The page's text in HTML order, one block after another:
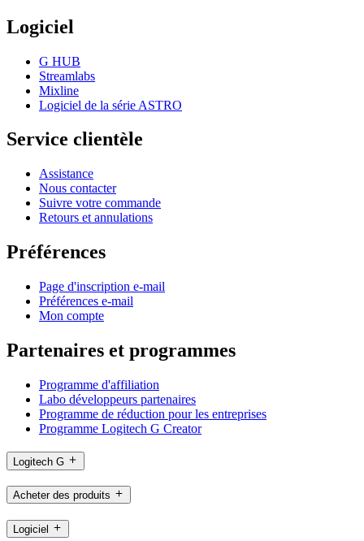
Logiciel
G HUB
Streamlabs
Mixline
Logiciel de la série ASTRO
Service clientèle
Assistance
Nous contacter
Suivre votre commande
Retours et annulations
Préférences
Page d'inscription e-mail
Préférences e-mail
Mon compte
Partenaires et programmes
Programme d'affiliation
Labo développeurs partenaires
Programme de réduction pour les entreprises
Programme Logitech G Creator
Logitech G
Acheter des produits
Logiciel